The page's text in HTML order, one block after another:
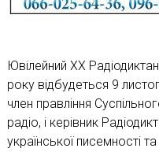
Ювілейний ХХ
року відбудеться 9
член правління
радіо, і керівник
української писемності